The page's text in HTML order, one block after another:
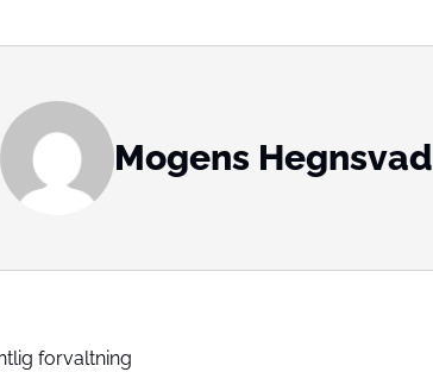
Mogens Hegnsvad